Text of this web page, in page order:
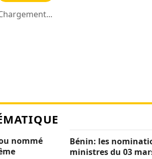
nommé
Bénin: les
ministres du 03